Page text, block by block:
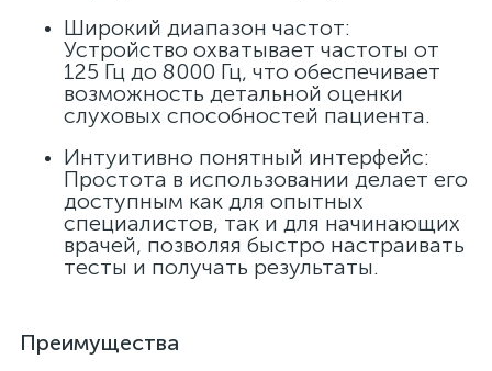
Широкий диапазон частот:
Устройство охватывает частоты от
125 Гц до 8000 Гц, что обеспечивает
возможность детальной оценки
слуховых способностей пациента.
Интуитивно понятный интерфейс:
Простота в использовании делает его
доступным как для опытных
специалистов, так и для начинающих
врачей, позволяя быстро настраивать
тесты и получать результаты.
Преимущества